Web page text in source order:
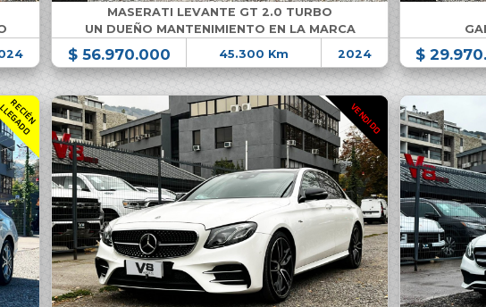
MASERATI LEVANTE GT 2.0 TURBO
UN DUEÑO MANTENIMIENTO EN LA MARCA
$ 56.970.000 45.300 Km 2024 $
R
C
I
É
N
L
E
G
A
D VENDIDO